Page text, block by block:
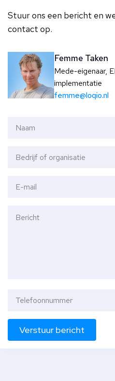
Stuur ons een bericht en
contact op.
Femme Taken
Mede-eigenaar,
implementatie
femme@loqio.nl
Verstuur bericht